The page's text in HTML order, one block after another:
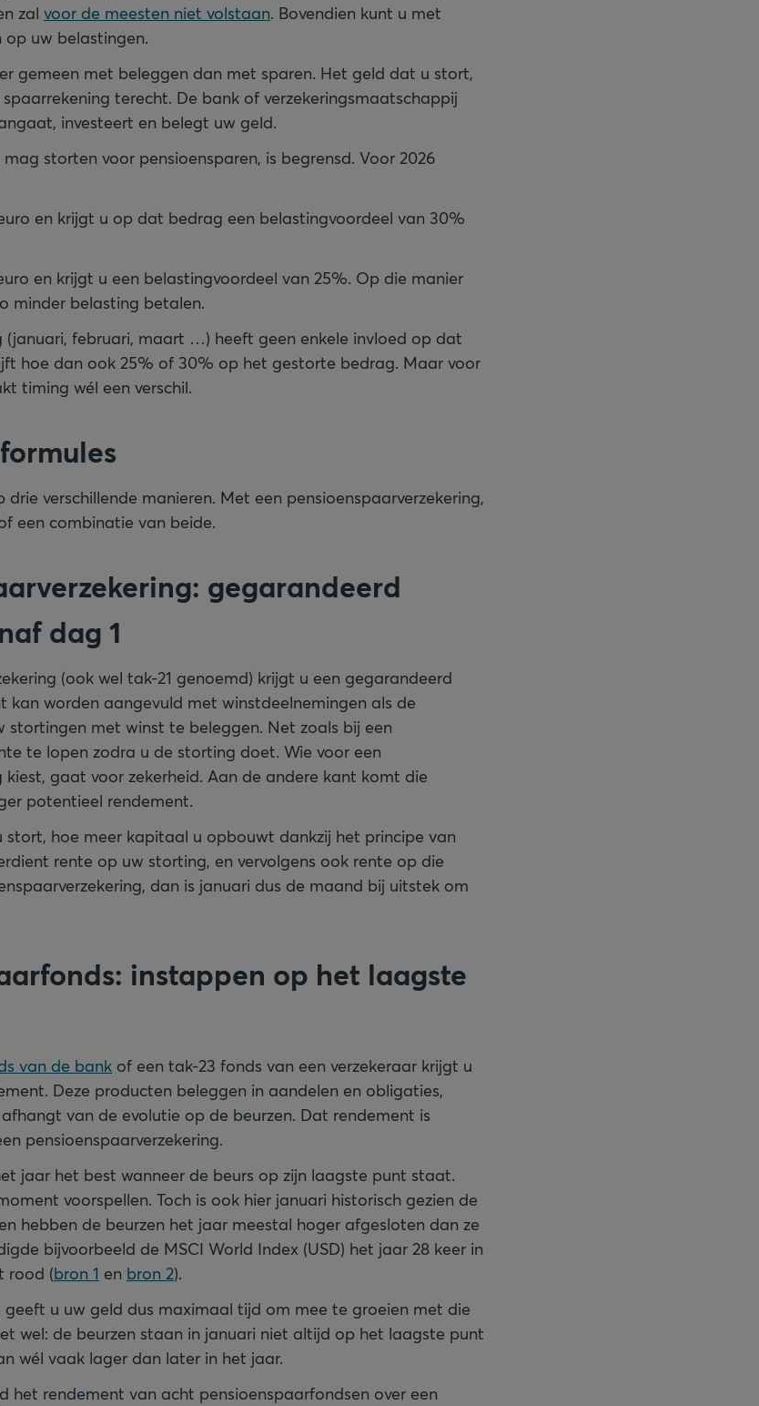
zal voor de meesten niet volstaan. Bovendien kunt u met
op uw belastingen.
gemeen met beleggen dan met sparen. Het geld dat u stort,
terecht. De bank of verzekeringsmaatschappij
investeert en belegt uw geld.
storten voor pensioensparen, is begrensd. Voor 2026
en krijgt u op dat bedrag een belastingvoordeel van 30%
en krijgt u een belastingvoordeel van 25%. Op die manier
minder belasting betalen.
februari, maart …) heeft geen enkele invloed op dat
hoe dan ook 25% of 30% op het gestorte bedrag. Maar voor
timing wél een verschil.
verschillende manieren. Met een pensioenspaarverzekering,
een combinatie van beide.
gegarandeerd
dag 1
(ook wel tak-21 genoemd) krijgt u een gegarandeerd
kan worden aangevuld met winstdeelnemingen als de
stortingen met winst te beleggen. Net zoals bij een
te lopen zodra u de storting doet. Wie voor een
kiest, gaat voor zekerheid. Aan de andere kant komt die
potentieel rendement.
stort, hoe meer kapitaal u opbouwt dankzij het principe van
rente op uw storting, en vervolgens ook rente op die
dan is januari dus de maand bij uitstek om
instappen op het laagste
van de bank of een tak-23 fonds van een verzekeraar krijgt u
Deze producten beleggen in aandelen en obligaties,
van de evolutie op de beurzen. Dat rendement is
pensioenspaarverzekering.
jaar het best wanneer de beurs op zijn laagste punt staat.
voorspellen. Toch is ook hier januari historisch gezien de
hebben de beurzen het jaar meestal hoger afgesloten dan ze
bijvoorbeeld de MSCI World Index (USD) het jaar 28 keer in
rood (bron 1 en bron 2).
u uw geld dus maximaal tijd om mee te groeien met die
wel: de beurzen staan in januari niet altijd op het laagste punt
wél vaak lager dan later in het jaar.
het rendement van acht pensioenspaarfondsen over een